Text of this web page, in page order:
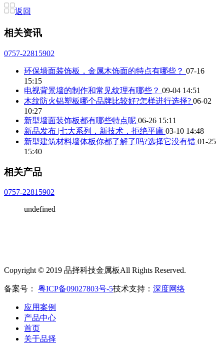
返回
相关资讯
0757-22815902
环保墙面装饰板，金属木饰面的特点有哪些？ 07-16
15:15
电视背景墙的制作和常见纹理有哪些？ 09-04 14:51
木纹防火铝塑板哪个品牌比较好?怎样进行选择? 06-02
10:27
新型墙面装饰板都有哪些特点呢 06-26 15:11
新品发布 |七大系列，新技术，拒绝平庸 03-10 14:48
新型建筑材料墙体板你都了解了吗?选择它没有错 01-25
15:40
相关产品
0757-22815902
undefined
Copyright © 2019 品择科技金属板All Rights Reserved.
备案号： 粤ICP备09027803号-5技术支持： 深度网络
应用案例
产品中心
首页
关于品择